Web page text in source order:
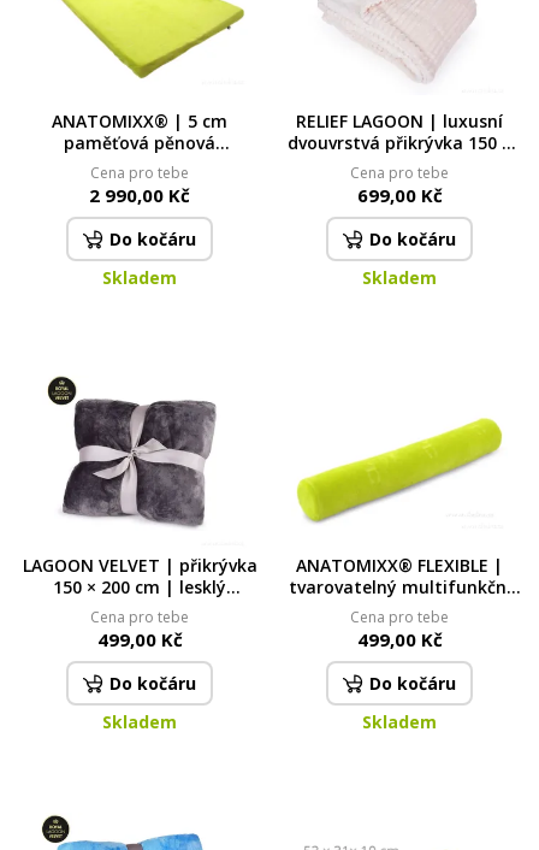
ANATOMIXX® | 5 cm
paměťová pěnová
platforma na matraci 90 ×
200 cm | opora páteře &
komfortní spánek
Cena pro tebe
2 990,00 Kč
Do kočáru
Skladem
RELIEF LAGOON | luxusní
dvouvrstvá přikrývka 150 ×
200 cm | LAGOON VELVET &
hebká beránčí imitace |
smetanová
Cena pro tebe
699,00 Kč
Do kočáru
Skladem
LAGOON VELVET | přikrývka
150 × 200 cm | lesklý
sametový efekt & měkké
mikrovlákno | antracitová
Cena pro tebe
499,00 Kč
Do kočáru
Skladem
ANATOMIXX® FLEXIBLE |
tvarovatelný multifunkční
polštář z paměťové pěny 63
× 10 cm | opora pro krk,
záda & klouby
Cena pro tebe
499,00 Kč
Do kočáru
Skladem